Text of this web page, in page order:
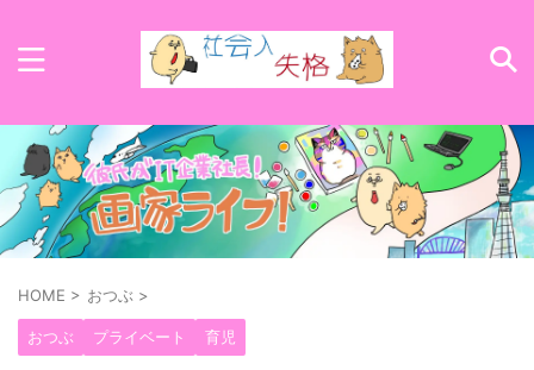
HOME > おつぶ >
おつぶ プライベート 育児